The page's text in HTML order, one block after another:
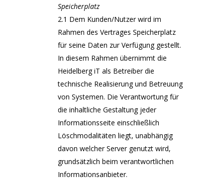
Speicherplatz
2.1 Dem Kunden/Nutzer wird im
Rahmen des Vertrages Speicherplatz
für seine Daten zur Verfügung gestellt.
In diesem Rahmen übernimmt die
Heidelberg iT als Betreiber die
technische Realisierung und Betreuung
von Systemen. Die Verantwortung für
die inhaltliche Gestaltung jeder
Informationsseite einschließlich
Löschmodalitäten liegt, unabhängig
davon welcher Server genutzt wird,
grundsätzlich beim verantwortlichen
Informationsanbieter.